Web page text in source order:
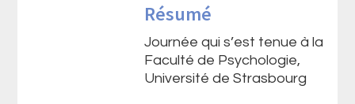
Résumé
Journée qui s’est tenue à la
Faculté de Psychologie,
Université de Strasbourg